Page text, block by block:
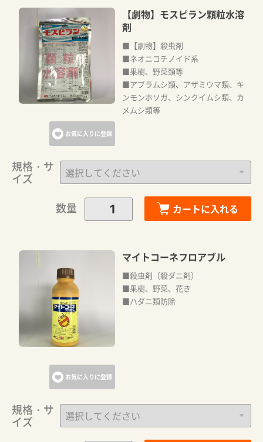
お気に入りに登録
【劇物】モスピラン顆粒水溶
剤
■【劇物】殺虫剤
■ネオニコチノイド系
■果樹、野菜類等
■アブラムシ類、アザミウマ類、キ
ンモンホソガ、シンクイムシ類、カ
メムシ類等
規格・サ
イズ
数量
カートに入れる
お気に入りに登録
マイトコーネフロアブル
■殺虫剤（殺ダニ剤）
■果樹、野菜、花き
■ハダニ類防除
規格・サ
イズ